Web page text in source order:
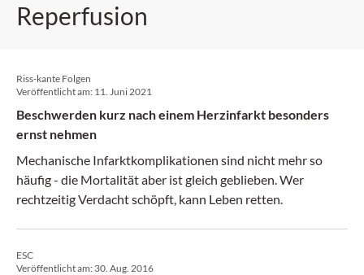
Reperfusion
Riss-kante Folgen
Veröffentlicht am: 11. Juni 2021
Beschwerden kurz nach einem Herzinfarkt besonders
ernst nehmen
Mechanische Infarktkomplikationen sind nicht mehr so
häufig - die Mortalität aber ist gleich geblieben. Wer
rechtzeitig Verdacht schöpft, kann Leben retten.
ESC
Veröffentlicht am: 30. Aug. 2016